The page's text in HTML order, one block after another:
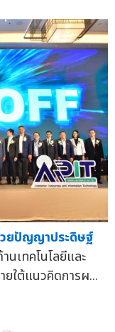
ยปัญญาประดิษฐ์
นเทคโนโลยีและ
ยใต้แนวคิดการผ...